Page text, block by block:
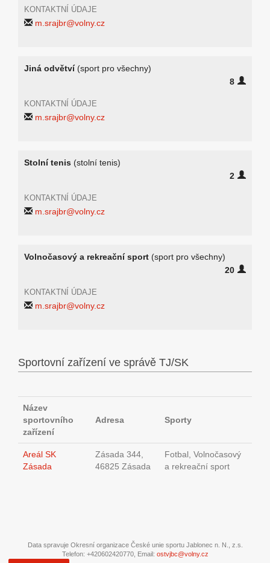
KONTAKTNÍ ÚDAJE
m.srajbr@volny.cz
Jiná odvětví(sport pro všechny)
8
KONTAKTNÍ ÚDAJE
m.srajbr@volny.cz
Stolní tenis (stolní tenis)
2
KONTAKTNÍ ÚDAJE
m.srajbr@volny.cz
Volnočasový a rekreační sport (sport pro všechny)
20
KONTAKTNÍ ÚDAJE
m.srajbr@volny.cz
Sportovní zařízení ve správě TJ/SK
Název
sportovního
zařízení
Adresa Sporty
Areál SK
Zásada
Zásada 344,
46825 Zásada
Fotbal, Volnočasový
a rekreační sport
Data spravuje Okresní organizace České unie sportu Jablonec n. N., z.s.
Telefon: +420602420770, Email: ostvjbc@volny.cz